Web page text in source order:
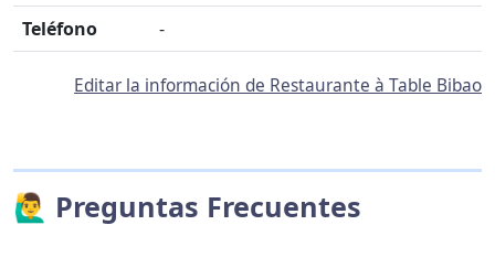
Teléfono
-
Editar la información de Restaurante à Table Bibao
🙋‍♂️ Preguntas Frecuentes